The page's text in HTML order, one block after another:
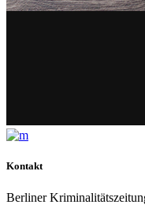
Kontakt
Berliner